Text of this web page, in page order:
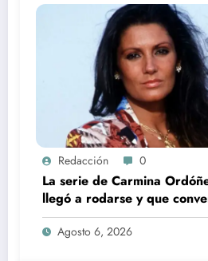
Redacción 0
La serie de Carmina
llegó a rodarse y que
Pantoja en la gran
Agosto 6, 2026